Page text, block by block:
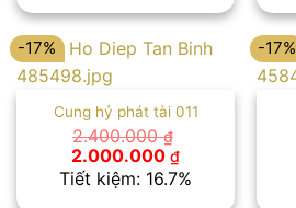
2.000.000 ₫.
-17%
Cung hỷ phát tài 011
2.400.000₫
Giá
gốc
là:
2.000.000 ₫Giá
hiện
tại
Tiết kiệm: 16.7%
-17%